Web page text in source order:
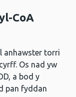
CoA
anhawster torri
Os nad yw
a bod y
pan fyddan